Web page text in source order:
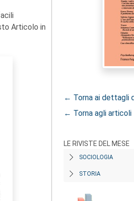
Articolo in
← Torna ai dettagli
← Torna agli articoli
LE RIVISTE DEL MESE
SOCIOLOGIA
STORIA